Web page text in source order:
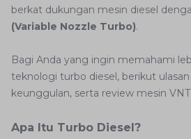
berkat dukungan mesin diesel
(Variable Nozzle Turbo).
Bagi Anda yang ingin memahami
teknologi turbo diesel, berikut
keunggulan, serta review mesin
Apa Itu Turbo Diesel?